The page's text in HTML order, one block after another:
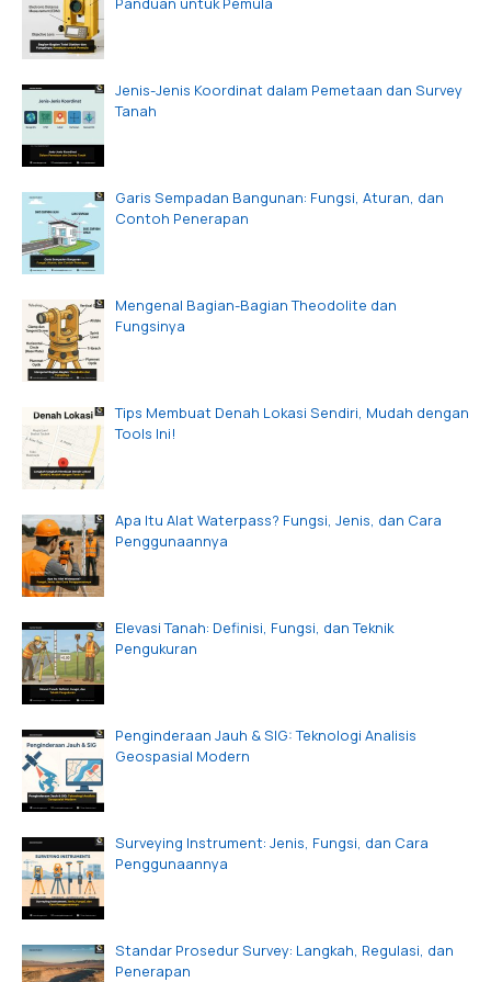
Jenis-Jenis Koordinat dalam Pemetaan dan Survey
Tanah
Garis Sempadan Bangunan: Fungsi, Aturan, dan
Contoh Penerapan
Mengenal Bagian-Bagian Theodolite dan
Fungsinya
Tips Membuat Denah Lokasi Sendiri, Mudah dengan
Tools Ini!
Apa Itu Alat Waterpass? Fungsi, Jenis, dan Cara
Penggunaannya
Elevasi Tanah: Definisi, Fungsi, dan Teknik
Pengukuran
Penginderaan Jauh & SIG: Teknologi Analisis
Geospasial Modern
Surveying Instrument: Jenis, Fungsi, dan Cara
Penggunaannya
Standar Prosedur Survey: Langkah, Regulasi, dan
Penerapan